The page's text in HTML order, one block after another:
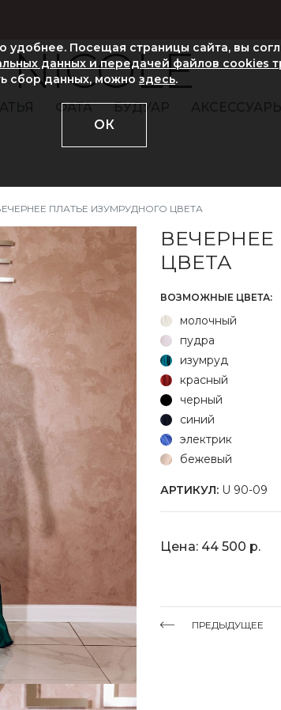
NICOLE
ФАТА БУДУАР
ПЛАТЬЕ ИЗУМРУДНОГО ЦВЕТА
ЦВЕТА
ВОЗМОЖНЫЕ ЦВЕТА:
молочный
пудра
изумруд
красный
черный
синий
электрик
бежевый
АРТИКУЛ: U 90-09
Цена: 44 500 р.
ПРЕДЫДУЩЕЕ
удобнее. Посещая страницы сайта, вы
данных и передачей файлов cookies
сбор данных, можно здесь.
ОК